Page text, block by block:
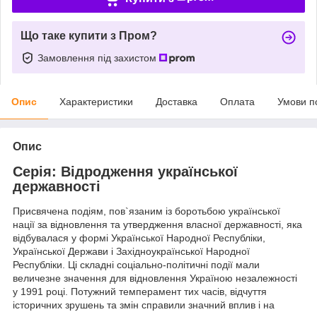
Що таке купити з Пром?
Замовлення під захистом
Опис Характеристики Доставка Оплата Умови
Опис
Серія: Відродження української
державності
Присвячена подіям, пов`язаним із боротьбою української
нації за відновлення та утвердження власної державності, яка
відбувалася у формі Української Народної Республіки,
Української Держави і Західноукраїнської Народної
Республіки. Ці складні соціально-політичні події мали
величезне значення для відновлення Україною незалежності
у 1991 році. Потужний темперамент тих часів, відчуття
історичних зрушень та змін справили значний вплив і на